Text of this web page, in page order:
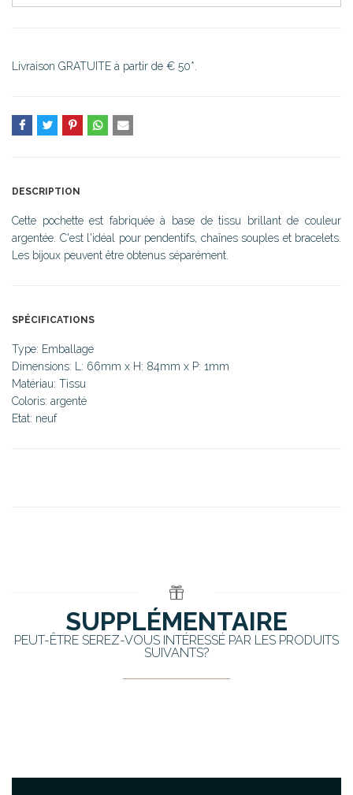
Livraison GRATUITE à partir de € 50*.
DESCRIPTION
Cette pochette est fabriquée à base de tissu brillant de couleur
argentée. C'est l'idéal pour pendentifs, chaînes souples et bracelets.
Les bijoux peuvent être obtenus séparément.
SPÉCIFICATIONS
Type: Emballage
Dimensions: L: 66mm x H: 84mm x P: 1mm
Matériau: Tissu
Coloris: argenté
Etat: neuf
SUPPLÉMENTAIRE
PEUT-ÊTRE SEREZ-VOUS INTÉRESSÉ PAR LES PRODUITS
SUIVANTS?